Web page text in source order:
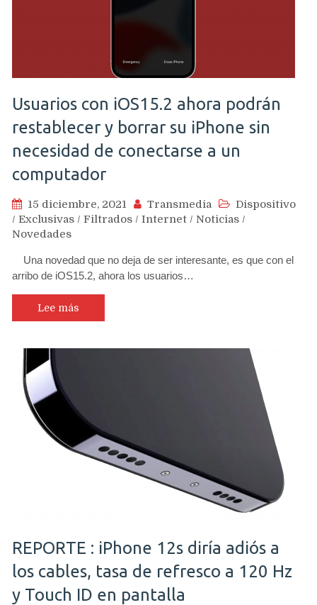
Usuarios con iOS15.2 ahora podrán
restablecer y borrar su iPhone sin
necesidad de conectarse a un
computador
15 diciembre, 2021 Transmedia
Dispositivo
/ Exclusivas / Filtrados / Internet / Noticias /
Novedades
Una novedad que no deja de ser interesante, es que con el
arribo de iOS15.2, ahora los usuarios…
Lee más
REPORTE : iPhone 12s diría adiós a
los cables, tasa de refresco a 120 Hz
y Touch ID en pantalla